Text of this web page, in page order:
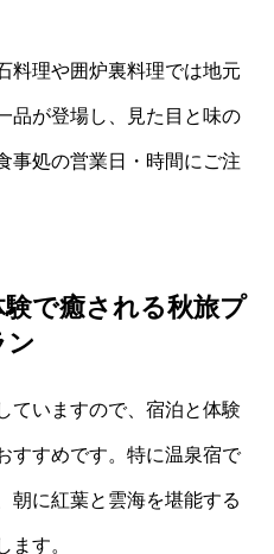
料理や囲炉裏料理では地元
品が登場し、見た目と味の
事処の営業日・時間にご注
で癒される秋旅プ
ン
ていますので、宿泊と体験
すすめです。特に温泉宿で
朝に紅葉と雲海を堪能する
ます。